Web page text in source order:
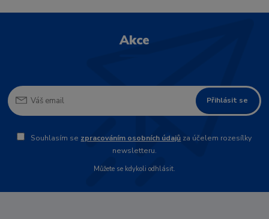
Akce
Přihlásit se
Souhlasím se zpracováním osobních údajů za účelem rozesílky
newsletteru.
Můžete se kdykoli odhlásit.